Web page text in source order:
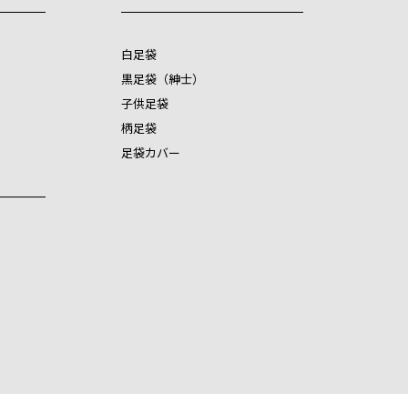
白足袋
黒足袋（紳士）
子供足袋
柄足袋
足袋カバー